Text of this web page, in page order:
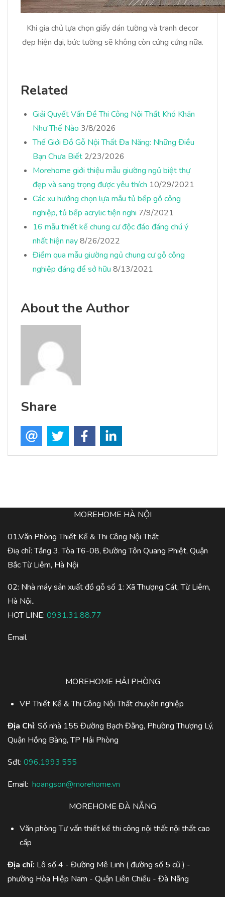
Khi gia chủ lựa chọn giấy dán tường và tranh decor
đẹp hiện đại, bức tường sẽ không còn cứng cứng nữa.
Related
Giải Quyết Vấn Đề Thi Công Nội Thất Khó Khăn
Như Thế Nào 3/8/2026
Thế Giới Đồ Gỗ Nội Thất Đa Năng: Những Điều
Bạn Chưa Biết 2/23/2026
Morehome giới thiệu mẫu giường ngủ biệt thự
đẹp và sang trọng được yêu thích 10/29/2021
Các xu hướng chọn lựa mẫu tủ bếp gỗ công
nghiệp, tủ bếp acrylic tiện nghi 7/9/2021
16 mẫu thiết kế chung cư độc đáo đáng chú ý
nhất hiện nay8/26/2022
Điểm qua mẫu giường ngủ chung cư gỗ công
nghiệp đáng để sở hữu 8/13/2021
About the Author
Share
MOREHOME HÀ NỘI
01.Văn Phòng Thiết Kế & Thi Công Nội Thất
Điạ chỉ: Tầng 3, Tòa T6-08, Đường Tôn Quang Phiệt, Quận
Bắc Từ Liêm, Hà Nội
02: Nhà máy sản xuất đồ gỗ số 1: Xã Thượng Cát, Từ Liêm,
Hà Nội..
HOT LINE: 0931.31.88.77
Email
MOREHOME HẢI PHÒNG
VP Thiết Kế & Thi Công Nội Thất chuyên nghiệp
Địa Chỉ: Số nhà 155 Đường Bạch Đằng, Phường Thượng Lý,
Quận Hồng Bàng, TP Hải Phòng
Sđt: 096.1993.555
Email: hoangson@morehome.vn
MOREHOME ĐÀ NẴNG
Văn phòng Tư vấn thiết kế thi công nội thất nội thất cao
cấp
Địa chỉ: Lô số 4 - Đường Mê Linh ( đường số 5 cũ ) -
phường Hòa Hiệp Nam - Quận Liên Chiểu - Đà Nẵng